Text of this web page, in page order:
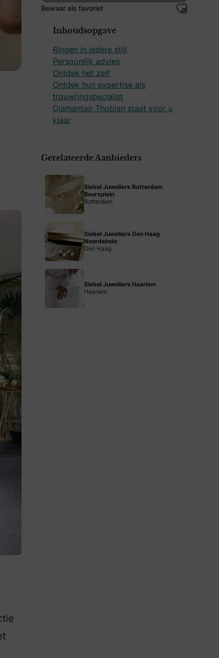
Bewaar als favoriet
Inhoudsopgave
Ringen in iedere stijl
Persoonlijk advies
Ontdek het zelf
Ontdek hun expertise als
trouwringspecialist
Diamantair Thobian staat voor u
klaar
Gerelateerde Aanbieders
Siebel Juweliers Rotterdam
Beursplein
Rotterdam
Siebel Juweliers Den Haag
Noordeinde
Den Haag
Siebel Juweliers Haarlem
Haarlem